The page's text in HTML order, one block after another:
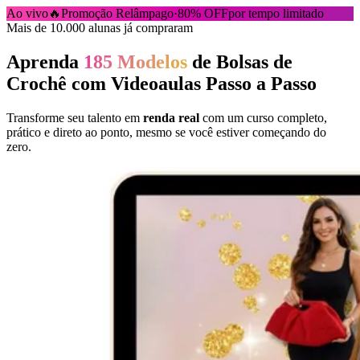
Ao vivo🔥Promoção Relâmpago·80% OFFpor tempo limitado
Mais de 10.000 alunas já compraram
Aprenda 185 Modelos de Bolsas de
Crochê com Videoaulas Passo a Passo
Transforme seu talento em renda real com um curso completo,
prático e direto ao ponto, mesmo se você estiver começando do
zero.